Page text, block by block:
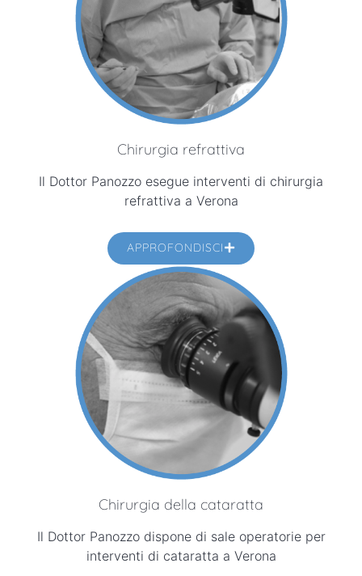
Chirurgia refrattiva
Il Dottor Panozzo esegue interventi di chirurgia
refrattiva a Verona
APPROFONDISCI
Chirurgia della cataratta
Il Dottor Panozzo dispone di sale operatorie per
interventi di cataratta a Verona